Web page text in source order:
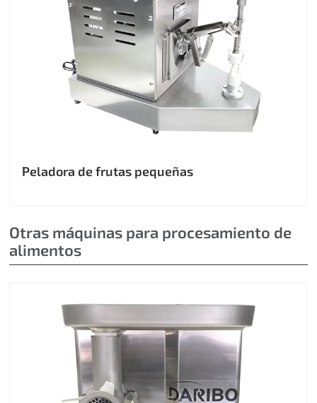
Peladora de frutas pequeñas
Otras máquinas para procesamiento de
alimentos